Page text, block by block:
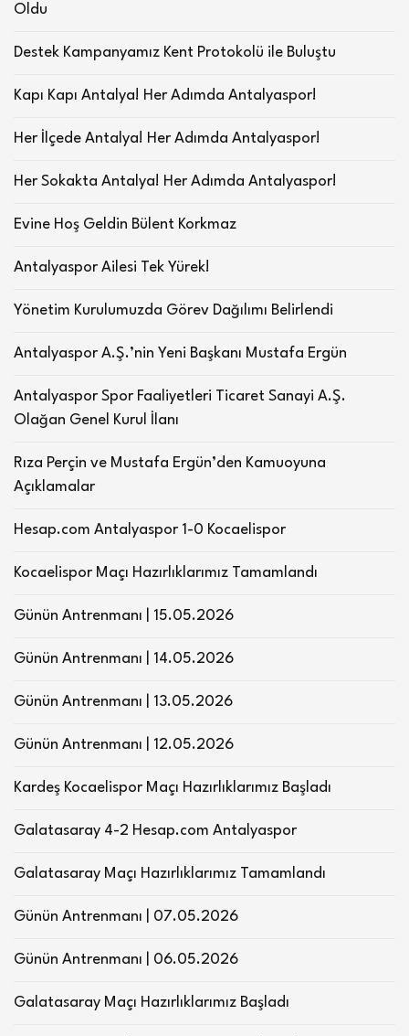
Oldu
Destek Kampanyamız Kent Protokolü ile Buluştu
Kapı Kapı Antalya! Her Adımda Antalyaspor!
Her İlçede Antalya! Her Adımda Antalyaspor!
Her Sokakta Antalya! Her Adımda Antalyaspor!
Evine Hoş Geldin Bülent Korkmaz
Antalyaspor Ailesi Tek Yürek!
Yönetim Kurulumuzda Görev Dağılımı Belirlendi
Antalyaspor A.Ş.’nin Yeni Başkanı Mustafa Ergün
Antalyaspor Spor Faaliyetleri Ticaret Sanayi A.Ş.
Olağan Genel Kurul İlanı
Rıza Perçin ve Mustafa Ergün’den Kamuoyuna
Açıklamalar
Hesap.com Antalyaspor 1-0 Kocaelispor
Kocaelispor Maçı Hazırlıklarımız Tamamlandı
Günün Antrenmanı | 15.05.2026
Günün Antrenmanı | 14.05.2026
Günün Antrenmanı | 13.05.2026
Günün Antrenmanı | 12.05.2026
Kardeş Kocaelispor Maçı Hazırlıklarımız Başladı
Galatasaray 4-2 Hesap.com Antalyaspor
Galatasaray Maçı Hazırlıklarımız Tamamlandı
Günün Antrenmanı | 07.05.2026
Günün Antrenmanı | 06.05.2026
Galatasaray Maçı Hazırlıklarımız Başladı